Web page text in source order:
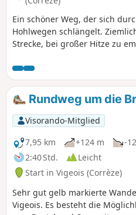
Ein schöner Weg, der sich
Hohlwegen schlängelt.
Strecke, bei großer Hitze zu empfehlen.
letzten Monate ist der Weg ab
kommunale Verordnung für
gesperrt. Die beiden Brücken
nämlich unpassierbar. Ein
genannt.
Rundweg um die
Visorando-Mitglied
7,95 km
+124 m
-
2:40 Std.
Leicht
Start in Vigeois (Corrèze)
Sehr gut gelb markierte
Vigeois. Es besteht die